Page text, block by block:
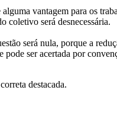
alguma vantagem para os
coletivo será desnecessária.
será nula, porque a
pode ser acertada por
destacada.